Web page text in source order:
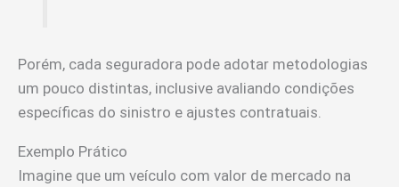
Porém, cada seguradora pode adotar metodologias
um pouco distintas, inclusive avaliando condições
específicas do sinistro e ajustes contratuais.
Exemplo Prático
Imagine que um veículo com valor de mercado na